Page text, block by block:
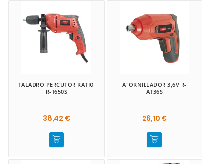
TALADRO PERCUTOR RATIO
R-T650S
38,42 €
ATORNILLADOR 3,6V R-
AT36S
26,10 €